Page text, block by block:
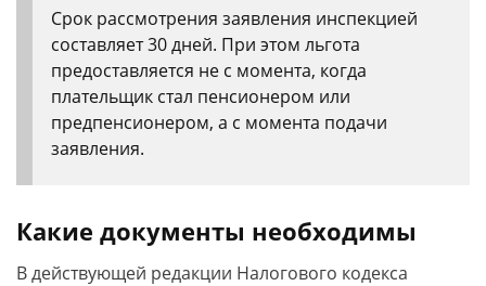
Срок рассмотрения заявления инспекцией
составляет 30 дней. При этом льгота
предоставляется не с момента, когда
плательщик стал пенсионером или
предпенсионером, а с момента подачи
заявления.
Какие документы необходимы
В действующей редакции Налогового кодекса